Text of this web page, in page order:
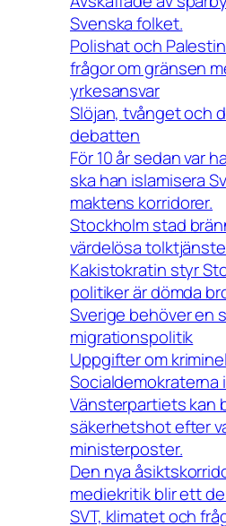
Svenska folket.
Polishat och
frågor om gränsen
yrkesansvar
Slöjan, tvånget och
debatten
För 10 år sedan var
ska han islamisera
maktens korridorer.
Stockholm stad
värdelösa
Kakistokratin styr
politiker är dömda
Sverige behöver en
migrationspolitik
Uppgifter om
Socialdemokraterna
Vänsterpartiets kan
säkerhetshot efter
ministerposter.
Den nya
mediekritik blir ett
SVT, klimatet och